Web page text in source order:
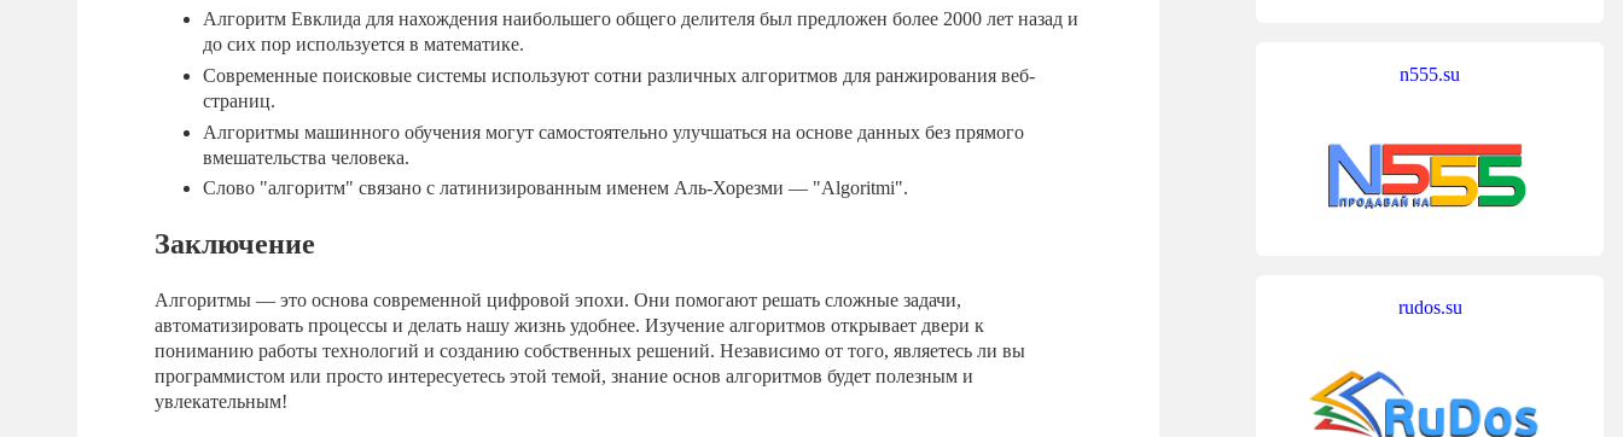
Алгоритм Евклида для нахождения наибольшего общего делителя был предложен более 2000 лет назад и
до сих пор используется в математике.
Современные поисковые системы используют сотни различных алгоритмов для ранжирования веб-
страниц.
Алгоритмы машинного обучения могут самостоятельно улучшаться на основе данных без прямого
вмешательства человека.
Слово "алгоритм" связано с латинизированным именем Аль-Хорезми — "Algoritmi".
Заключение
Алгоритмы — это основа современной цифровой эпохи. Они помогают решать сложные задачи,
автоматизировать процессы и делать нашу жизнь удобнее. Изучение алгоритмов открывает двери к
пониманию работы технологий и созданию собственных решений. Независимо от того, являетесь ли вы
программистом или просто интересуетесь этой темой, знание основ алгоритмов будет полезным и
увлекательным!
n555.su
rudos.su